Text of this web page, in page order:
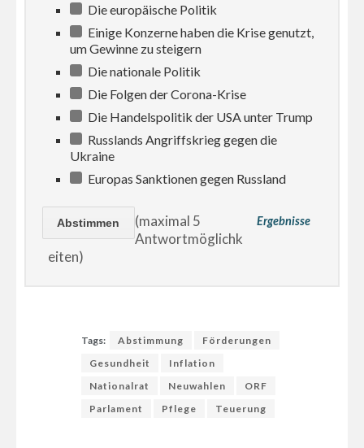
Die europäische Politik
Einige Konzerne haben die Krise genutzt,
um Gewinne zu steigern
Die nationale Politik
Die Folgen der Corona-Krise
Die Handelspolitik der USA unter Trump
Russlands Angriffskrieg gegen die
Ukraine
Europas Sanktionen gegen Russland
Ergebnisse
(maximal 5
Antwortmöglichk
eiten)
Tags: Abstimmung
Förderungen
Gesundheit
Inflation
Nationalrat
Neuwahlen
ORF
Parlament
Pflege Teuerung